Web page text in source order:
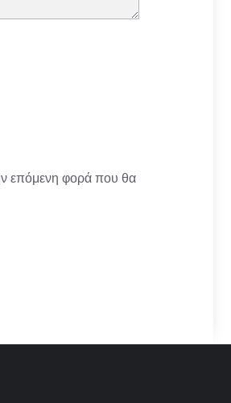
επόμενη φορά που θα